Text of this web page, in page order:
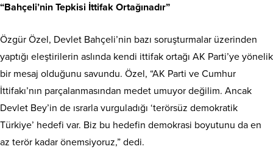
“Bahçeli’nin Tepkisi İttifak Ortağınadır”
Özgür Özel, Devlet Bahçeli’nin bazı soruşturmalar üzerinden
yaptığı eleştirilerin aslında kendi ittifak ortağı AK Parti’ye yönelik
bir mesaj olduğunu savundu. Özel, “AK Parti ve Cumhur
İttifakı’nın parçalanmasından medet umuyor değilim. Ancak
Devlet Bey’in de ısrarla vurguladığı ‘terörsüz demokratik
Türkiye’ hedefi var. Biz bu hedefin demokrasi boyutunu da en
az terör kadar önemsiyoruz,” dedi.